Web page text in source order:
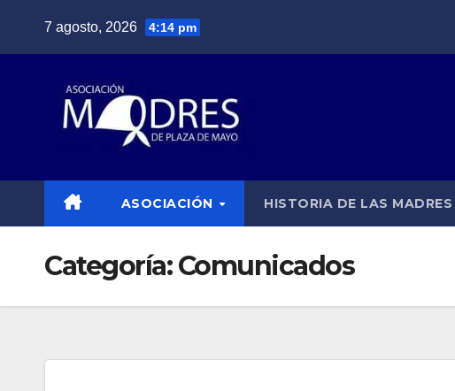
7 agosto, 2026 4:14 pm
ASOCIACIÓN HISTORIA DE LAS MADRES
Categoría:Comunicados